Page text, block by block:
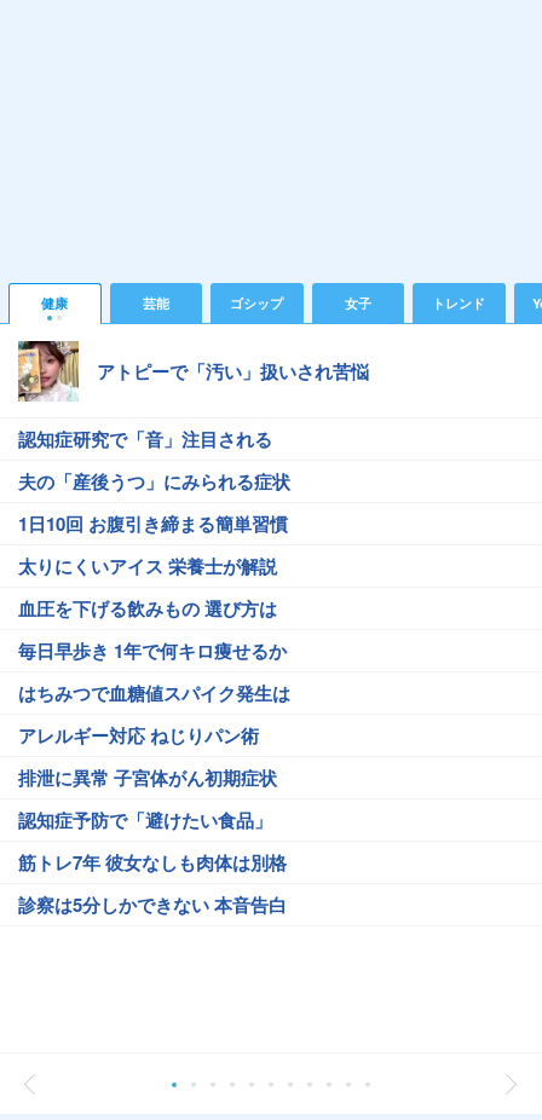
健康 芸能 ゴシップ 女子 トレンド
アトピーで「汚い」扱いされ苦悩
認知症研究で「音」注目される
夫の「産後うつ」にみられる症状
1日10回 お腹引き締まる簡単習慣
太りにくいアイス 栄養士が解説
血圧を下げる飲みもの 選び方は
毎日早歩き 1年で何キロ痩せるか
はちみつで血糖値スパイク発生は
アレルギー対応 ねじりパン術
排泄に異常 子宮体がん初期症状
認知症予防で「避けたい食品」
筋トレ7年 彼女なしも肉体は別格
診察は5分しかできない 本音告白